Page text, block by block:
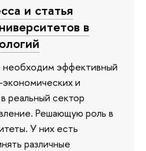
и статья
в
эффективный
и
реальный сектор
Решающую роль в
У них есть
различные